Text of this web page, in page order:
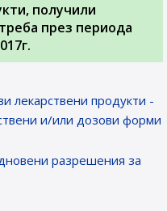
получили
през периода
лекарствени продукти -
и/или дозови форми
разрешения за